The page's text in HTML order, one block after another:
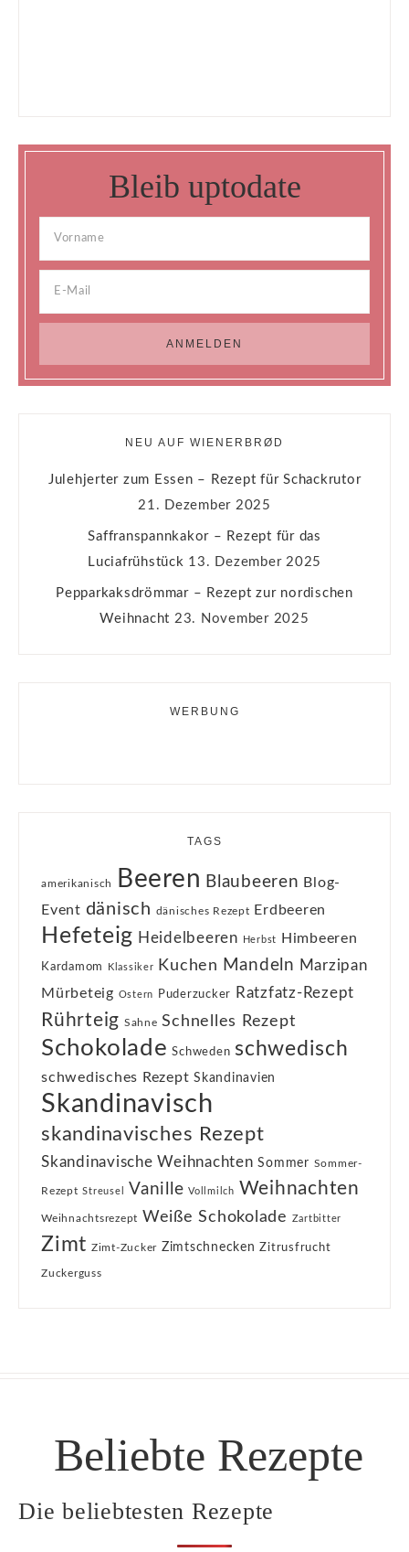
Bleib uptodate
NEU AUF WIENERBRØD
Julehjerter zum Essen – Rezept für Schackrutor
21. Dezember 2025
Saffranspannkakor – Rezept für das
Luciafrühstück 13. Dezember 2025
Pepparkaksdrömmar – Rezept zur nordischen
Weihnacht 23. November 2025
WERBUNG
TAGS
amerikanisch Beeren Blaubeeren Blog-
Event dänisch dänisches Rezept Erdbeeren
Hefeteig Heidelbeeren Herbst Himbeeren
Kardamom Klassiker Kuchen Mandeln
Marzipan
Mürbeteig Ostern Puderzucker Ratzfatz-Rezept
Rührteig Sahne Schnelles Rezept
Schokolade Schweden schwedisch
schwedisches Rezept Skandinavien
Skandinavisch
skandinavisches Rezept
Skandinavische Weihnachten Sommer Sommer-
Rezept Streusel Vanille Vollmilch Weihnachten
Weihnachtsrezept Weiße Schokolade Zartbitter
Zimt Zimt-Zucker Zimtschnecken Zitrusfrucht
Zuckerguss
Beliebte Rezepte
Die beliebtesten Rezepte